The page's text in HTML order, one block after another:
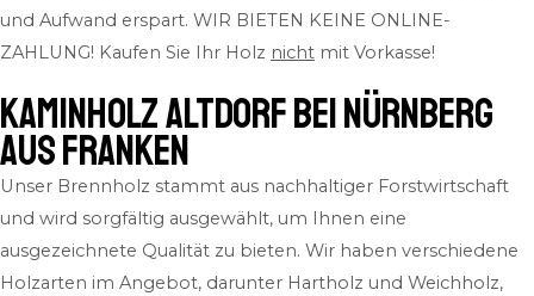
und Aufwand erspart. WIR BIETEN KEINE ONLINE-
ZAHLUNG! Kaufen Sie Ihr Holz nicht mit Vorkasse!
Kaminholz Altdorf bei Nürnberg
aus Franken
Unser Brennholz stammt aus nachhaltiger Forstwirtschaft
und wird sorgfältig ausgewählt, um Ihnen eine
ausgezeichnete Qualität zu bieten. Wir haben verschiedene
Holzarten im Angebot, darunter Hartholz und Weichholz,